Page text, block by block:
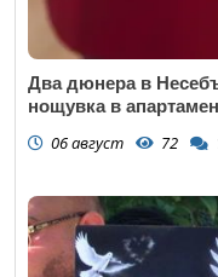
Два дюнера в
нощувка в
06 август 72